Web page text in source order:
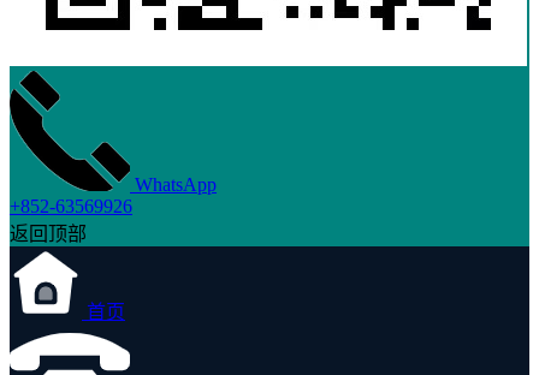
WhatsApp
+852-63569926
返回顶部
首页